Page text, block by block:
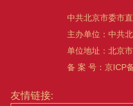
中共北京市委市
主办单位：中共
单位地址：北京
备 案 号：京ICP
友情链接: